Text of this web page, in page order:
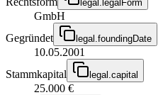
legal.legalForm
GmbH
Gegründet
legal.foundingDate
10.05.2001
Stammkapital
legal.capital
25.000 €